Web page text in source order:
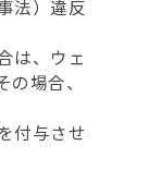
法）違反
は、ウェ
場合、
付与させ